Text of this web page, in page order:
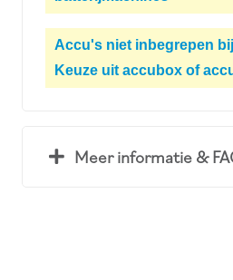
Accu's niet inbegrepen
Keuze uit accubox of
Meer informatie &